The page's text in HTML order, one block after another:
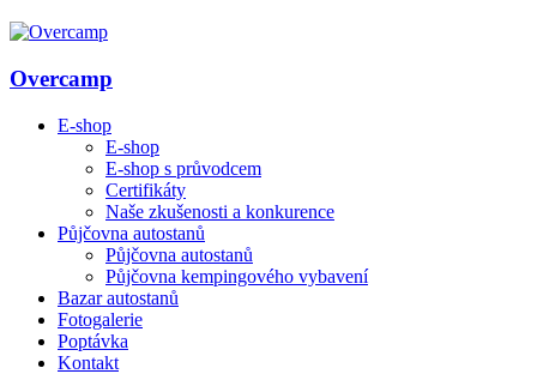
Overcamp
E-shop
E-shop
E-shop s průvodcem
Certifikáty
Naše zkušenosti a konkurence
Půjčovna autostanů
Půjčovna autostanů
Půjčovna kempingového vybavení
Bazar autostanů
Fotogalerie
Poptávka
Kontakt